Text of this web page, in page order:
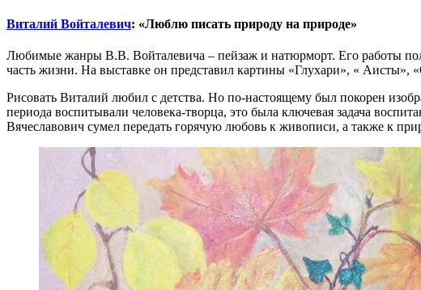
Виталий Войталевич: «Люблю писать природу на природе»
Любимые жанры В.В. Войталевича – пейзаж и натюрморт. Его работы
часть жизни. На выставке он представил картины «Глухари», « Аисты»,
Рисовать Виталий любил с детства. Но по-настоящему был покорен
периода воспитывали человека-творца, это была ключевая задача
Вячеславович сумел передать горячую любовь к живописи, а также к